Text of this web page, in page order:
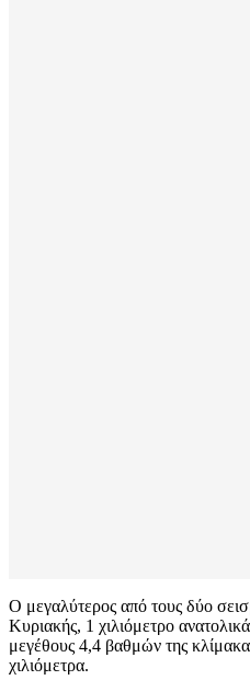
Ο μεγαλύτερος από τους δύο
Κυριακής, 1 χιλιόμετρo
μεγέθους 4,4 βαθμών της
χιλιόμετρα.